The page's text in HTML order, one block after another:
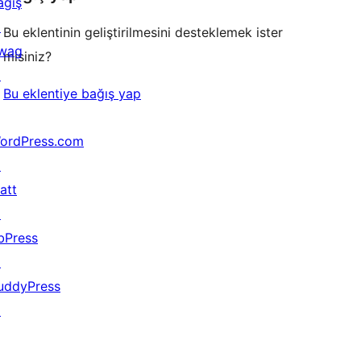
Bu eklentinin geliştirilmesini desteklemek ister
misiniz?
Bu eklentiye bağış yap